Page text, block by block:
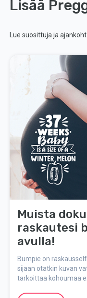
Lisää
Lue suosittuja ja
Muista
raskautesi
avulla!
Bumpie on
sijaan otatkin kuvan
tarkoittaa kohoumaa